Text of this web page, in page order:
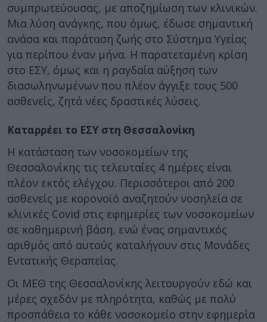
συμπρωτεύουσας, με αποζημίωση των κλινικών.
Μια λύση ανάγκης, που όμως, έδωσε σημαντική
ανάσα και παράταση ζωής στο Σύστημα Υγείας
για περίπου έναν μήνα. Η παρατεταμένη κρίση
στο ΕΣΥ, όμως και η ραγδαία αύξηση των
διασωληνωμένων που πλέον άγγιξε τους 500
ασθενείς, ζητά νέες δραστικές λύσεις.
Καταρρέει το ΕΣΥ στη Θεσσαλονίκη
Η κατάσταση των νοσοκομείων της
Θεσσαλονίκης τις τελευταίες 4 ημέρες είναι
πλέον εκτός ελέγχου. Περισσότεροι από 200
ασθενείς με κορονοϊό αναζητούν νοσηλεία σε
κλινικές Covid στις εφημερίες των νοσοκομείων
σε καθημερινή βάση, ενώ ένας σημαντικός
αριθμός από αυτούς καταλήγουν στις Μονάδες
Εντατικής Θεραπείας.
Οι ΜΕΘ της Θεσσαλονίκης λειτουργούν εδώ και
μέρες σχεδόν με πληρότητα, καθώς με πολύ
προσπάθεια το κάθε νοσοκομείο στην εφημερία